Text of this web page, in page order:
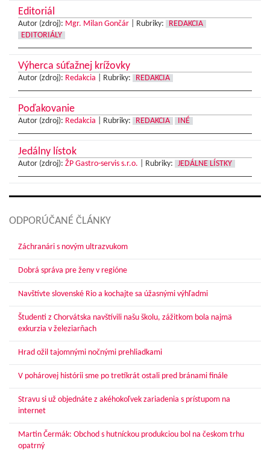
Editoriál
Autor (zdroj): Mgr. Milan Gončár Rubriky:
REDAKCIA
EDITORIÁLY
Výherca súťažnej krížovky
Autor (zdroj): Redakcia Rubriky: REDAKCIA
Poďakovanie
Autor (zdroj): Redakcia Rubriky: REDAKCIA INÉ
Jedálny lístok
Autor (zdroj): ŽP Gastro-servis s.r.o. Rubriky: JEDÁLNE LÍSTKY
ODPORÚČANÉ ČLÁNKY
Záchranári s novým ultrazvukom
Dobrá správa pre ženy v regióne
Navštívte slovenské Rio a kochajte sa úžasnými výhľadmi
Študenti z Chorvátska navštívili našu školu, zážitkom bola najmä
exkurzia v železiarňach
Hrad ožil tajomnými nočnými prehliadkami
V pohárovej histórii sme po tretíkrát ostali pred bránami finále
Stravu si už objednáte z akéhokoľvek zariadenia s prístupom na
internet
Martin Čermák: Obchod s hutníckou produkciou bol na českom trhu
opatrný